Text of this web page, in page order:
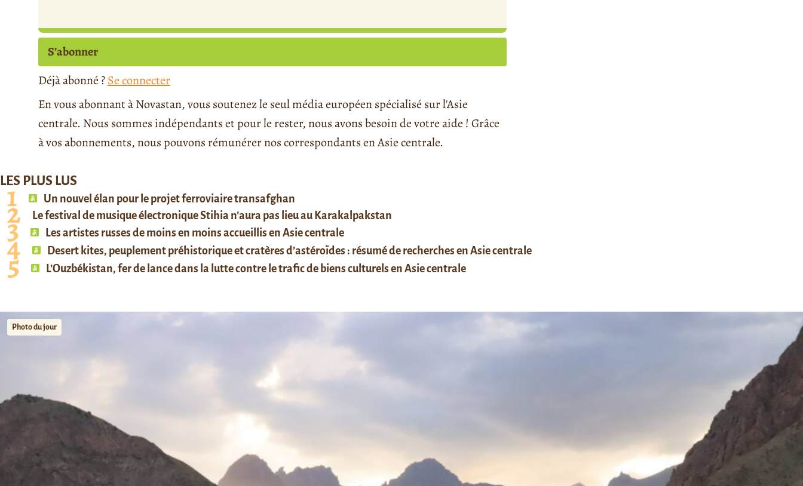
S’abonner
Déjà abonné ?Se connecter
En vous abonnant à Novastan, vous soutenez le seul média européen spécialisé sur l'Asie
centrale. Nous sommes indépendants et pour le rester, nous avons besoin de votre aide ! Grâce
à vos abonnements, nous pouvons rémunérer nos correspondants en Asie centrale.
LES PLUS LUS
Un nouvel élan pour le projet ferroviaire transafghan
Le festival de musique électronique Stihia n’aura pas lieu au Karakalpakstan
Les artistes russes de moins en moins accueillis en Asie centrale
Desert kites, peuplement préhistorique et cratères d’astéroïdes : résumé de recherches en Asie centrale
L’Ouzbékistan, fer de lance dans la lutte contre le trafic de biens culturels en Asie centrale
Photo du jour